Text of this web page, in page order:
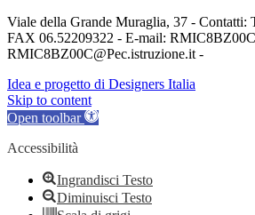
Viale della Grande Muraglia, 37 - Contatti:
FAX 06.52209322 - E-mail:
RMIC8BZ00C@Pec.istruzione.it -
Idea e progetto di Designers Italia
Skip to content
Open toolbar
Accessibilità
Ingrandisci Testo
Diminuisci Testo